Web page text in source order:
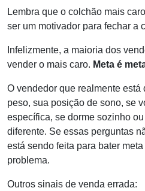
Lembra que o colchão mais
ser um motivador para fechar a
Infelizmente, a maioria dos
vender o mais caro. Meta é
O vendedor que realmente está
peso, sua posição de sono, se
específica, se dorme sozinho
diferente. Se essas perguntas
está sendo feita para bater
problema.
Outros sinais de venda errada: